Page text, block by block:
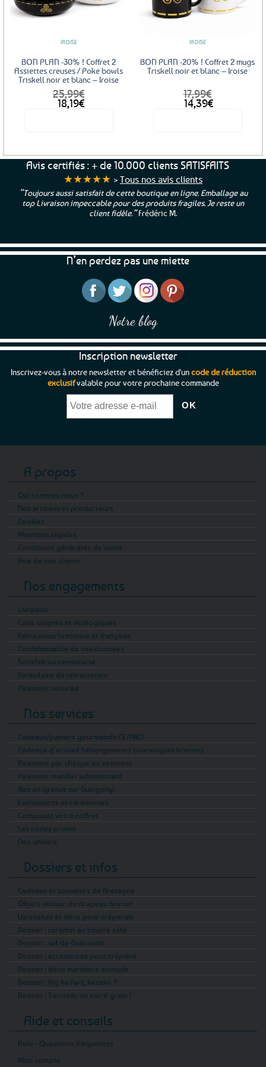
aux
IROISE
BON PLAN -30% ! Coffret 2
Assiettes creuses / Poke bowls
Triskell noir et blanc – Iroise
25,99€
Le
prix
18,19€
Le
prix
aux
favoris
IROISE
BON PLAN -20% ! Coffret 2 mugs
Triskell noir et blanc – Iroise
17,99€
Le
prix
14,39€
Le
prix
Avis certifiés : + de 10.000 clients SATISFAITS
★★★★★ > Tous nos avis clients
au
un
“Une boutique que je recommande pour leur sérieux,
et beaux produits et une équipe à l’écoute :-)”
N’en perdez pas une miette
Notre blog
Inscription newsletter
Inscrivez-vous à notre newsletter et bénéficiez d'uncode de réduction
exclusifvalable pour votre prochaine commande
A propos
Qui sommes-nous ?
Nos artisans et producteurs
Cookies
Mentions légales
Conditions générales de vente
Avis de nos clients
Nos engagements
Livraison
Colis soignés et écologiques
Fabrication bretonne et française
Confidentialité de vos données
Satisfait ou remboursé
Formulaire de rétractation
Paiement sécurisé
Nos services
Cadeaux/paniers gourmands CE/PRO
Cadeaux d’accueil hébergements touristiques bretons
Paiement par chèque ou virement
Paiement mandat administratif
Retrait gratuit sur Guingamp
Evénements et cérémonies
Composez votre coffret
Les codes promo
Nos univers
Dossiers et infos
Cadeaux et souvenirs de Bretagne
Objets autour du drapeau breton
Ustensiles et déco pour crêperies
Dossier : caramel au beurre salé
Dossier : sel de Guérande
Dossier : accessoires pour crêpière
Dossier : déco marinière attitude
Dossier : Kig ha Farz, kézako ?
Dossier : Sarrasin, un sacré grain !
Aide et conseils
Aide - Questions fréquentes
Mon compte